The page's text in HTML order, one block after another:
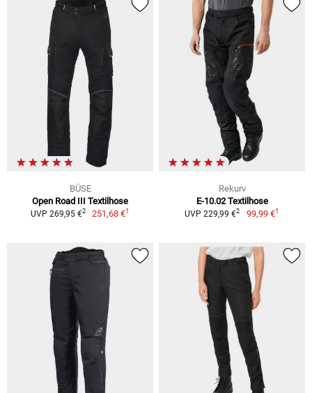
BÜSE
Open Road III Textilhose
UVP 269,95 €2 251,68 €1
Rekurv
E-10.02 Textilhose
UVP 229,99 €2 99,99 €1